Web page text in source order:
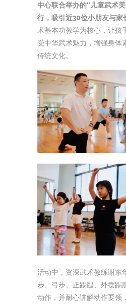
中心联合举办的“儿童武术
行，吸引近30位小朋友与家
术基本功教学为核心，让孩
受中华武术魅力，增强身体
传统文化。
活动中，资深武术教练谢东
步、弓步、正踢腿、外摆踢
动作，并耐心讲解动作要领